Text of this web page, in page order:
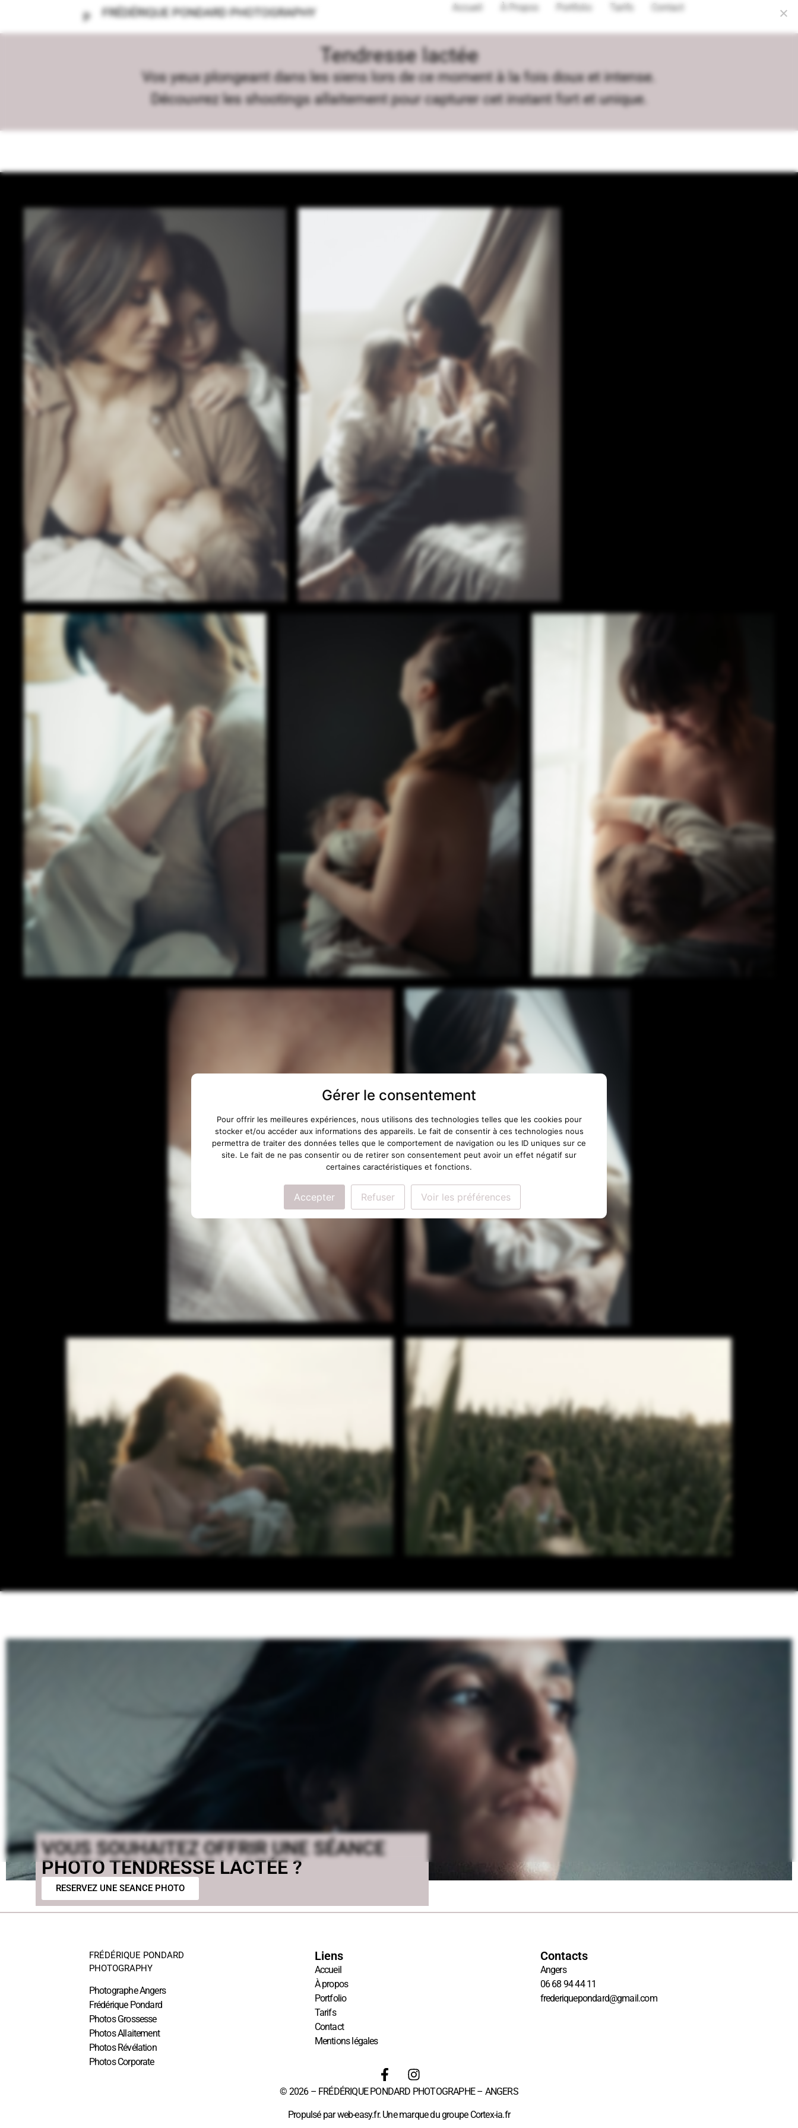
FRÉDÉRIQUE PONDARD PHOTOGRAPHY Accueil À Propos Portfolio Tarifs Contact
Tendresse lactée
Vos yeux plongeant dans les siens lors de ce moment à la fois doux et intense.
Découvrez les shootings allaitement pour capturer cet instant fort et unique.
VOUS SOUHAITEZ OFFRIR UNE SÉANCE
PHOTO TENDRESSE LACTÉE ?
RESERVEZ UNE SEANCE PHOTO
FRÉDÉRIQUE PONDARD
PHOTOGRAPHY
Photographe Angers
Frédérique Pondard
Photos Grossesse
Photos Allaitement
Photos Révélation
Photos Corporate
Liens
Accueil
À propos
Portfolio
Tarifs
Contact
Mentions légales
Contacts
Angers
06 68 94 44 11
frederiquepondard@gmail.com
© 2026 – FRÉDÉRIQUE PONDARD PHOTOGRAPHE – ANGERS
Propulsé parweb-easy.fr. Une marque du groupe Cortex-ia.fr
Gérer le consentement
Pour offrir les meilleures expériences, nous utilisons des technologies telles que les cookies pour
stocker et/ou accéder aux informations des appareils. Le fait de consentir à ces technologies nous
permettra de traiter des données telles que le comportement de navigation ou les ID uniques sur ce
site. Le fait de ne pas consentir ou de retirer son consentement peut avoir un effet négatif sur
certaines caractéristiques et fonctions.
Accepter Refuser Voir les préférences